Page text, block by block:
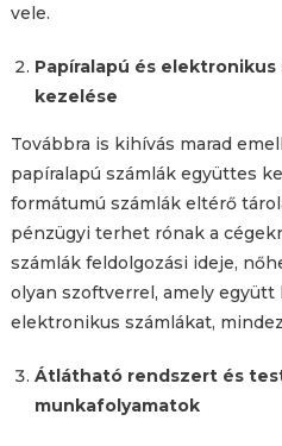
vele.
Papíralapú és
kezelése
Továbbra is kihívás marad
papíralapú számlák együttes
formátumú számlák eltérő
pénzügyi terhet rónak a
számlák feldolgozási ideje,
olyan szoftverrel, amely együtt
elektronikus számlákat,
Átlátható rendszert és
munkafolyamatok